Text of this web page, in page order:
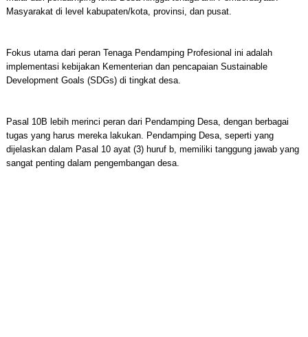
Masyarakat di level kabupaten/kota, provinsi, dan pusat.
Fokus utama dari peran Tenaga Pendamping Profesional ini adalah
implementasi kebijakan Kementerian dan pencapaian Sustainable
Development Goals (SDGs) di tingkat desa.
Pasal 10B lebih merinci peran dari Pendamping Desa, dengan berbagai
tugas yang harus mereka lakukan. Pendamping Desa, seperti yang
dijelaskan dalam Pasal 10 ayat (3) huruf b, memiliki tanggung jawab yang
sangat penting dalam pengembangan desa.